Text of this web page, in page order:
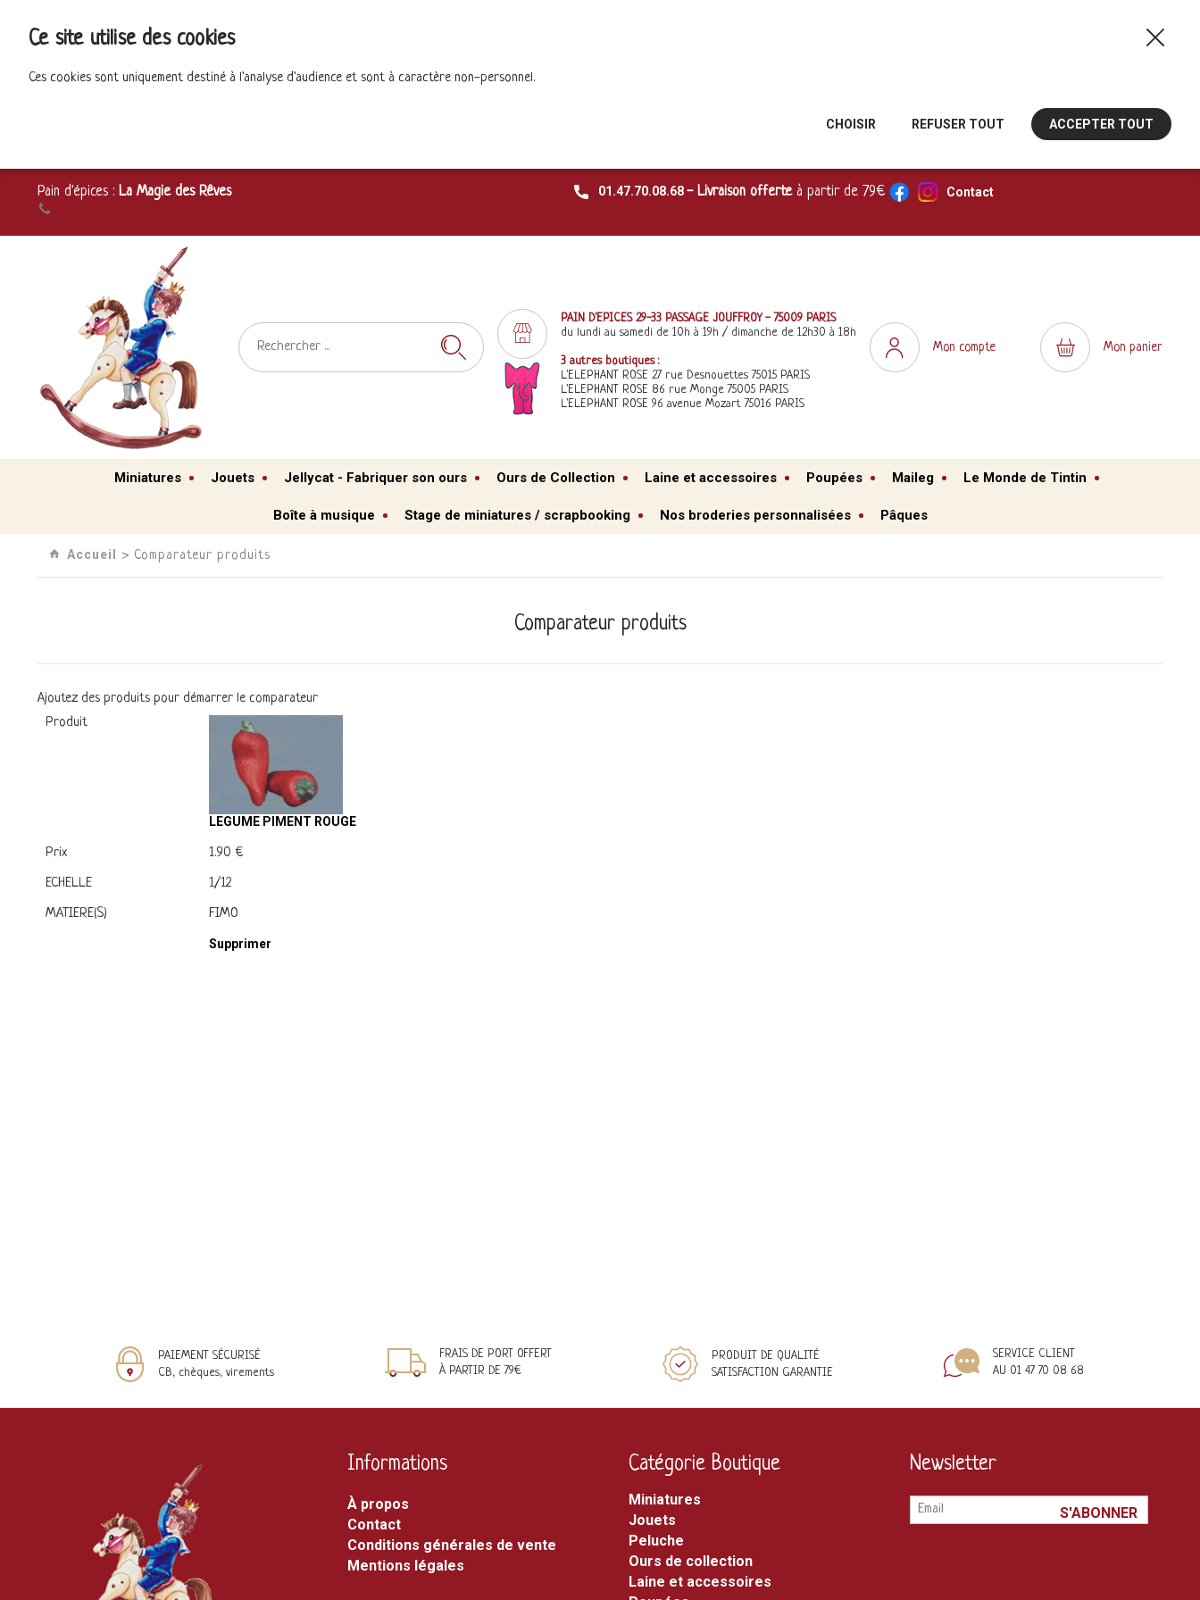
Pain d'épices : La Magie des Rêves 01.47.70.08.68- Livraison offerte à partir de 79€ Contact
PAIN D'EPICES 29-33 PASSAGE JOUFFROY - 75009 PARIS
du lundi au samedi de 10h à 19h / dimanche de 12h30 à 18h
3 autres boutiques :
L'ELEPHANT ROSE 27 rue Desnouettes 75015 PARIS
L'ELEPHANT ROSE 86 rue Monge 75005 PARIS
L'ELEPHANT ROSE 96 avenue Mozart 75016 PARIS
Mon compte Mon panier
Miniatures Jouets Jellycat - Fabriquer son ours Ours de Collection Laine et accessoires Poupées Maileg Le Monde de Tintin
Boîte à musique Stage de miniatures / scrapbooking Nos broderies personnalisées Pâques
Accueil › Comparateur produits
Comparateur produits
Ajoutez des produits pour démarrer le comparateur
Produit
LEGUME PIMENT ROUGE
Prix
1.90 €
ECHELLE
1/12
MATIERE(S)
FIMO
Supprimer
PAIEMENT SÉCURISÉ
CB, chèques, virements
FRAIS DE PORT OFFERT
À PARTIR DE 79€
PRODUIT DE QUALITÉ
SATISFACTION GARANTIE
SERVICE CLIENT
AU 01 47 70 08 68
Informations
À propos
Contact
Conditions générales de vente
Mentions légales
Catégorie Boutique
miniatures
jouets
peluche
ours de collection
laine et accessoires
Newsletter
Ce site utilise des cookies
Ces cookies sont uniquement destiné à l'analyse d'audience et sont à caractère non-personnel.
CHOISIR REFUSER TOUT ACCEPTER TOUT